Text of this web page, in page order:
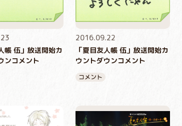
帳 伍」放送開始カ
ンコメント
2016.09.22
「夏目友人帳 伍」放送開始カ
ウントダウンコメント
コメント